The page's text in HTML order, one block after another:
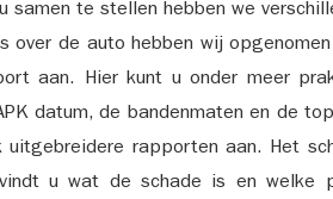
samen te stellen hebben we
over de auto hebben wij
aan. Hier kunt u onder meer
datum, de bandenmaten en de
rapporten aan. Het
u wat de schade is en welke